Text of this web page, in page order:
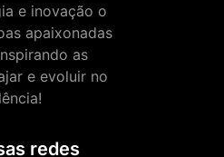
e inovação o
apaixonadas
as
e evoluir no
redes